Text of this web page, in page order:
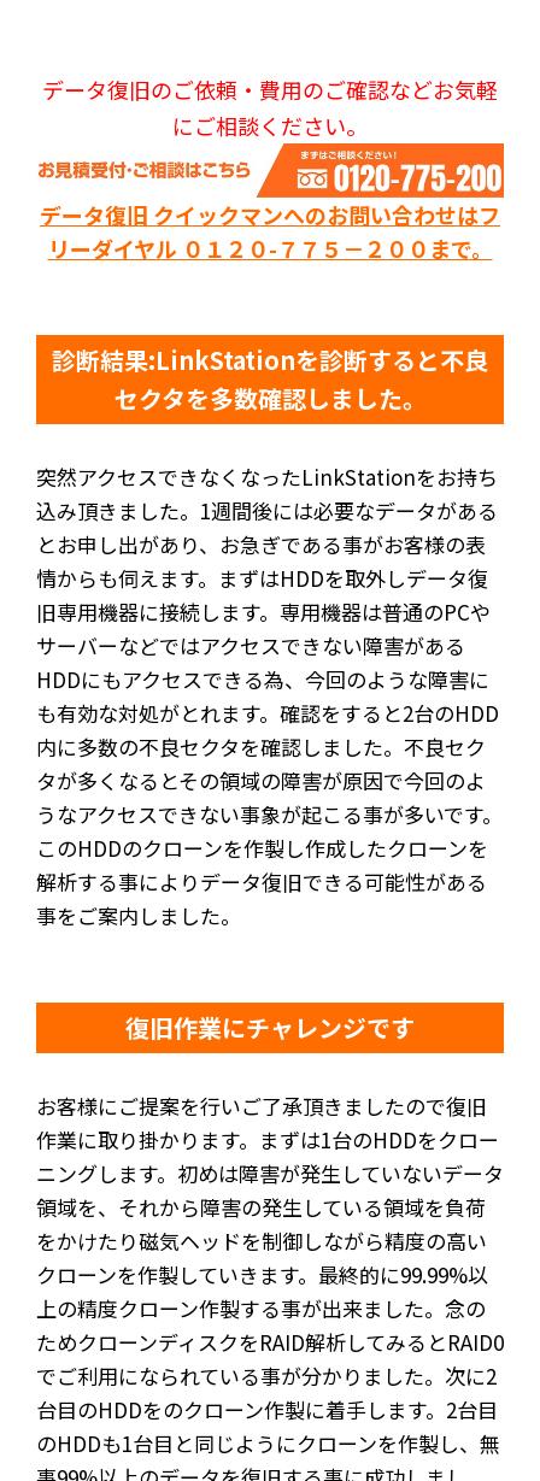
データ復旧のご依頼・費用のご確認などお気軽
にご相談ください。
データ復旧 クイックマンへのお問い合わせはフ
リーダイヤル ０１２０-７７５－２００まで。
診断結果:LinkStationを診断すると不良
セクタを多数確認しました。
突然アクセスできなくなったLinkStationをお持ち
込み頂きました。1週間後には必要なデータがある
とお申し出があり、お急ぎである事がお客様の表
情からも伺えます。まずはHDDを取外しデータ復
旧専用機器に接続します。専用機器は普通のPCや
サーバーなどではアクセスできない障害がある
HDDにもアクセスできる為、今回のような障害に
も有効な対処がとれます。確認をすると2台のHDD
内に多数の不良セクタを確認しました。不良セク
タが多くなるとその領域の障害が原因で今回のよ
うなアクセスできない事象が起こる事が多いです。
このHDDのクローンを作製し作成したクローンを
解析する事によりデータ復旧できる可能性がある
事をご案内しました。
復旧作業にチャレンジです
お客様にご提案を行いご了承頂きましたので復旧
作業に取り掛かります。まずは1台のHDDをクロー
ニングします。初めは障害が発生していないデータ
領域を、それから障害の発生している領域を負荷
をかけたり磁気ヘッドを制御しながら精度の高い
クローンを作製していきます。最終的に99.99%以
上の精度クローン作製する事が出来ました。念の
ためクローンディスクをRAID解析してみるとRAID0
でご利用になられている事が分かりました。次に2
台目のHDDをのクローン作製に着手します。2台目
のHDDも1台目と同じようにクローンを作製し、無